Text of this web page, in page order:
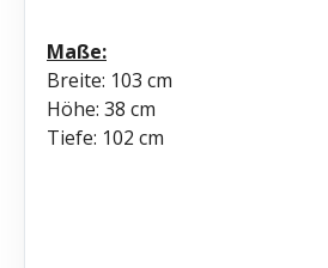
Maße:
Breite: 103 cm
Höhe: 38 cm
Tiefe: 102 cm